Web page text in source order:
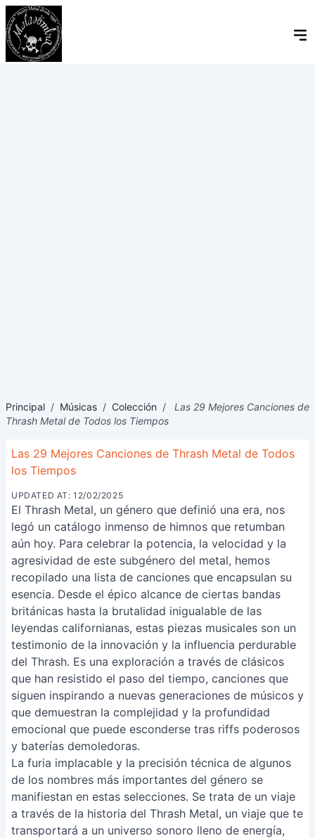
Principal / Músicas / Colección /
Las 29 Mejores Canciones de
Thrash Metal de Todos los Tiempos
Las 29 Mejores Canciones de Thrash Metal de Todos
los Tiempos
UPDATED AT: 12/02/2025
El Thrash Metal, un género que definió una era, nos
legó un catálogo inmenso de himnos que retumban
aún hoy. Para celebrar la potencia, la velocidad y la
agresividad de este subgénero del metal, hemos
recopilado una lista de canciones que encapsulan su
esencia. Desde el épico alcance de ciertas bandas
británicas hasta la brutalidad inigualable de las
leyendas californianas, estas piezas musicales son un
testimonio de la innovación y la influencia perdurable
del Thrash. Es una exploración a través de clásicos
que han resistido el paso del tiempo, canciones que
siguen inspirando a nuevas generaciones de músicos y
que demuestran la complejidad y la profundidad
emocional que puede esconderse tras riffs poderosos
y baterías demoledoras.
La furia implacable y la precisión técnica de algunos
de los nombres más importantes del género se
manifiestan en estas selecciones. Se trata de un viaje
a través de la historia del Thrash Metal, un viaje que te
transportará a un universo sonoro lleno de energía,